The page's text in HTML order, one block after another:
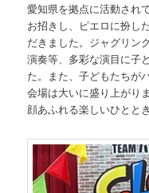
愛知県を拠点に活動され
お招きし、ピエロに扮し
だきました。ジャグリン
演奏等、多彩な演目に子
た。また、子どもたちが
会場は大いに盛り上がり
顔あふれる楽しいひとと